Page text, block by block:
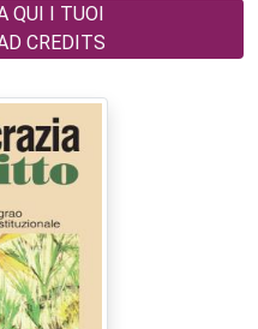
QUI I TUOI
CREDITS